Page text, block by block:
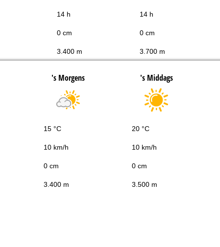
14 h 14 h
0 cm 0 cm
3.400 m 3.700 m
's Morgens 's Middags
15 °C 20 °C
10 km/h 10 km/h
0 cm 0 cm
3.400 m 3.500 m